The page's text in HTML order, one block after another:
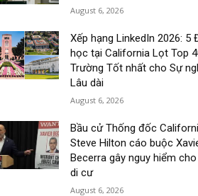
August 6, 2026
Xếp hạng LinkedIn 2026: 5
học tại California Lọt Top
Trường Tốt nhất cho Sự
Lâu dài
August 6, 2026
Bầu cử Thống đốc
Steve Hilton cáo buộc
Becerra gây nguy hiểm
di cư
August 6, 2026